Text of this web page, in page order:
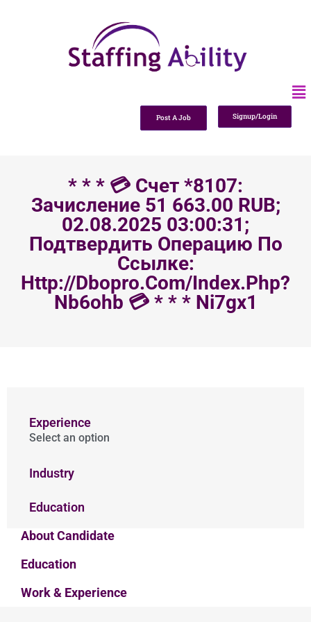
Post A Job Signup/Login
* * * 💳 Счет *8107:
Зачисление 51 663.00 RUB;
02.08.2025 03:00:31;
Подтвердить Операцию По
Ссылке:
Http://dbopro.com/index.php?
Nb6ohb 💳 * * * Ni7gx1
Experience
Select an option
Industry
Education
About Candidate
Education
Work & Experience